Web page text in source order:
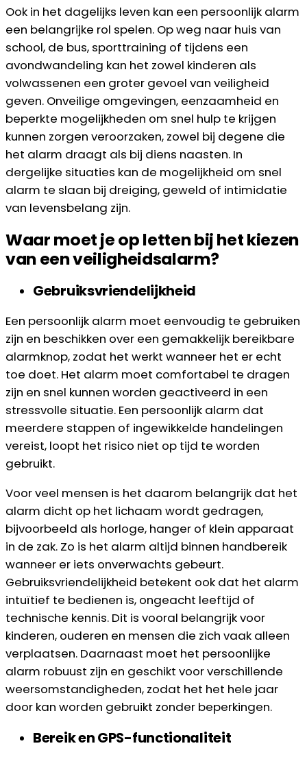
Ook in het dagelijks leven kan een persoonlijk alarm
een belangrijke rol spelen. Op weg naar huis van
school, de bus, sporttraining of tijdens een
avondwandeling kan het zowel kinderen als
volwassenen een groter gevoel van veiligheid
geven. Onveilige omgevingen, eenzaamheid en
beperkte mogelijkheden om snel hulp te krijgen
kunnen zorgen veroorzaken, zowel bij degene die
het alarm draagt als bij diens naasten. In
dergelijke situaties kan de mogelijkheid om snel
alarm te slaan bij dreiging, geweld of intimidatie
van levensbelang zijn.
Waar moet je op letten bij het kiezen
van een veiligheidsalarm?
Gebruiksvriendelijkheid
Een persoonlijk alarm moet eenvoudig te gebruiken
zijn en beschikken over een gemakkelijk bereikbare
alarmknop, zodat het werkt wanneer het er echt
toe doet. Het alarm moet comfortabel te dragen
zijn en snel kunnen worden geactiveerd in een
stressvolle situatie. Een persoonlijk alarm dat
meerdere stappen of ingewikkelde handelingen
vereist, loopt het risico niet op tijd te worden
gebruikt.
Voor veel mensen is het daarom belangrijk dat het
alarm dicht op het lichaam wordt gedragen,
bijvoorbeeld als horloge, hanger of klein apparaat
in de zak. Zo is het alarm altijd binnen handbereik
wanneer er iets onverwachts gebeurt.
Gebruiksvriendelijkheid betekent ook dat het alarm
intuïtief te bedienen is, ongeacht leeftijd of
technische kennis. Dit is vooral belangrijk voor
kinderen, ouderen en mensen die zich vaak alleen
verplaatsen. Daarnaast moet het persoonlijke
alarm robuust zijn en geschikt voor verschillende
weersomstandigheden, zodat het het hele jaar
door kan worden gebruikt zonder beperkingen.
Bereik en GPS-functionaliteit